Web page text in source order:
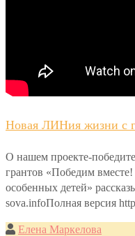
Новая ЛИНия жизни с
О нашем проекте-
грантов «Победим
особенных детей»
sova.infoПолная версия
Елена Маркелова